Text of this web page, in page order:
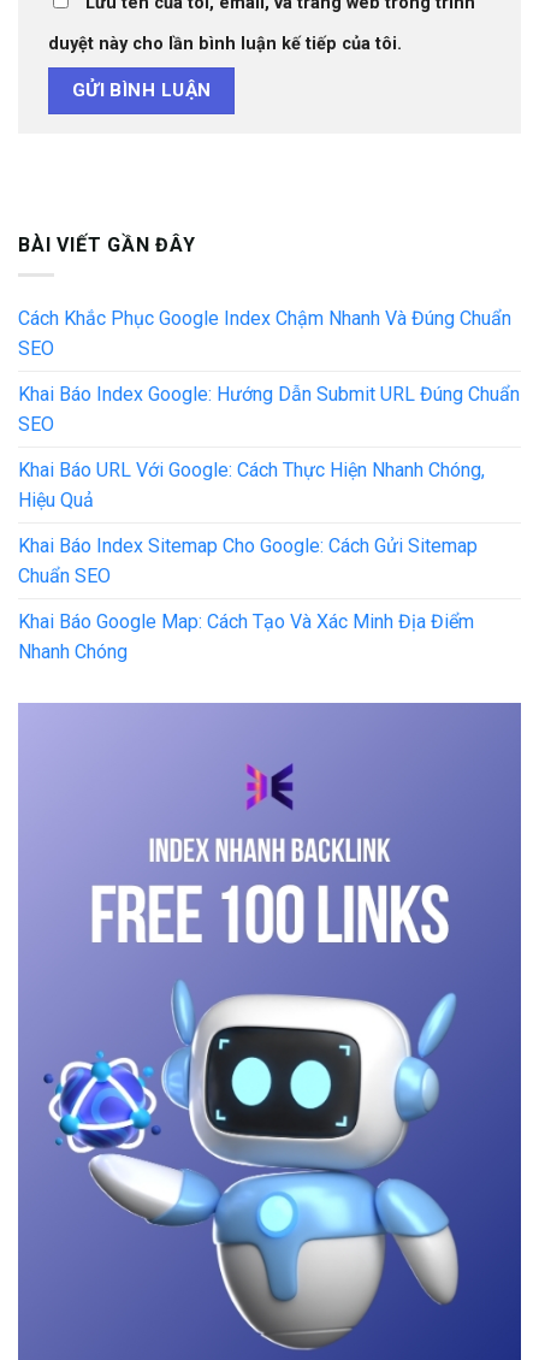
duyệt này cho lần bình luận kế tiếp của tôi.
BÀI VIẾT GẦN ĐÂY
Cách Khắc Phục Google Index Chậm Nhanh Và Đúng Chuẩn
SEO
Khai Báo Index Google: Hướng Dẫn Submit URL Đúng Chuẩn
SEO
Khai Báo URL Với Google: Cách Thực Hiện Nhanh Chóng,
Hiệu Quả
Khai Báo Index Sitemap Cho Google: Cách Gửi Sitemap
Chuẩn SEO
Khai Báo Google Map: Cách Tạo Và Xác Minh Địa Điểm
Nhanh Chóng